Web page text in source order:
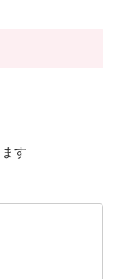
す